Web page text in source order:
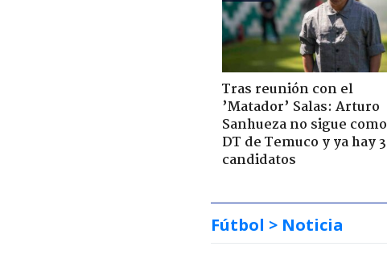
Tras reunión con el
’Matador’ Salas: Arturo
Sanhueza no sigue como
DT de Temuco y ya hay 3
candidatos
Fútbol > Noticia